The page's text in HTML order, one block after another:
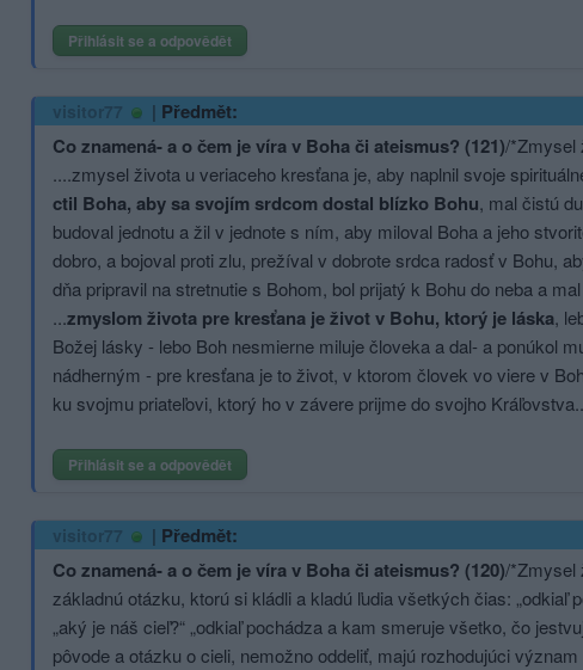
Přihlásit se a odpovědět
visitor77 | Předmět:
Co znamená- a o čem je víra v Boha či ateismus? (121)/*Zmysel
....zmysel života u veriaceho kresťana je, aby naplnil svoje
ctil Boha, aby sa svojím srdcom dostal blízko Bohu, mal čistú
budoval jednotu a žil v jednote s ním, aby miloval Boha a jeho
dobro, a bojoval proti zlu, prežíval v dobrote srdca radosť v Bohu,
dňa pripravil na stretnutie s Bohom, bol prijatý k Bohu do neba a
...zmyslom života pre kresťana je život v Bohu, ktorý je láska,
Božej lásky - lebo Boh nesmierne miluje človeka a dal- a ponúkol
nádherným - pre kresťana je to život, v ktorom človek vo viere v
ku svojmu priateľovi, ktorý ho v závere prijme do svojho
Přihlásit se a odpovědět
visitor77 | Předmět:
Co znamená- a o čem je víra v Boha či ateismus? (120)/*Zmysel
základnú otázku, ktorú si kládli a kladú ľudia všetkých čias: „odkiaľ
„aký je náš cieľ?“ „odkiaľ pochádza a kam smeruje všetko, čo
pôvode a otázku o cieli, nemožno oddeliť, majú rozhodujúci